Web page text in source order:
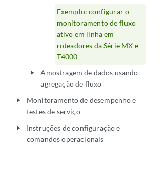
Exemplo: configurar o
monitoramento de fluxo
ativo em linha em
roteadores da Série MX e
T4000
play_arrow
Amostragem de dados usando
agregação de fluxo
play_arrow
Monitoramento de desempenho e
testes de serviço
play_arrow
Instruções de configuração e
comandos operacionais